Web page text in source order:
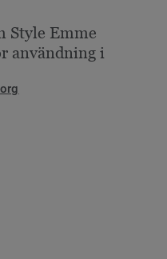
Style Emme
användning i